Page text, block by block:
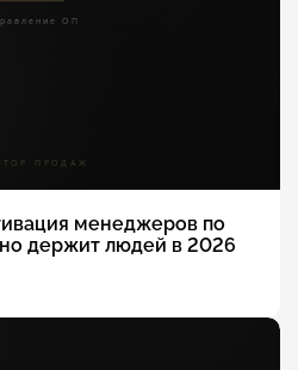
менеджеров по
держит людей в 2026